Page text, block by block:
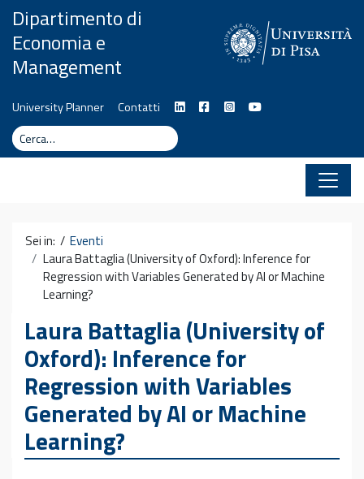
Vai al contenuto
Dipartimento di
Economia e
Management
University Planner
Contatti
Cerca
Cerca
Sei in: / Eventi
Laura Battaglia (University of Oxford): Inference for
Regression with Variables Generated by AI or Machine
Learning?
Laura Battaglia (University of
Oxford): Inference for
Regression with Variables
Generated by AI or Machine
Learning?